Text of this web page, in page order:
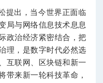
提出，当今世界正面临
局与网络信息技术息息
政治经济紧密结合，把
理，是数字时代必然选
互联网、区块链和新一
带来新一轮科技革命，